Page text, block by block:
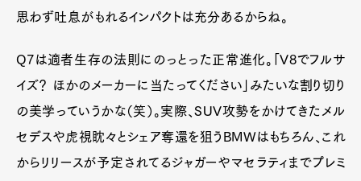
思わず吐息がもれるインパクトは充分あるからね。
Q7は適者生存の法則にのっとった正常進化。「V8でフルサ
イズ？ ほかのメーカーに当たってください」みたいな割り切り
の美学っていうかな（笑）。実際、SUV攻勢をかけてきたメル
セデスや虎視眈々とシェア奪還を狙うBMWはもちろん、これ
からリリースが予定されてるジャガーやマセラティまでプレミ